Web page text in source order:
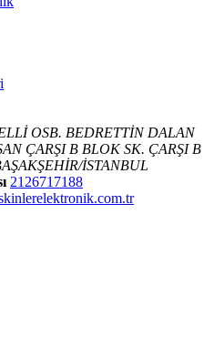
OSB. BEDRETTİN DALAN
ÇARŞI B BLOK SK. ÇARŞI B
İSTANBUL
2126717188